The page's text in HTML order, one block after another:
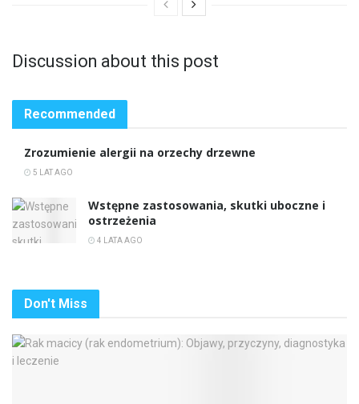
Discussion about this post
Recommended
Zrozumienie alergii na orzechy drzewne
5 LAT AGO
Wstępne zastosowania, skutki uboczne i
ostrzeżenia
4 LATA AGO
Don't Miss